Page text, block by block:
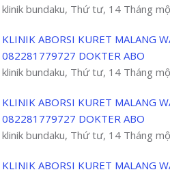
klinik bundaku, Thứ tư, 14 Tháng
KLINIK ABORSI KURET MALANG
082281779727 DOKTER ABO
klinik bundaku, Thứ tư, 14 Tháng
KLINIK ABORSI KURET MALANG
082281779727 DOKTER ABO
klinik bundaku, Thứ tư, 14 Tháng
KLINIK ABORSI KURET MALANG